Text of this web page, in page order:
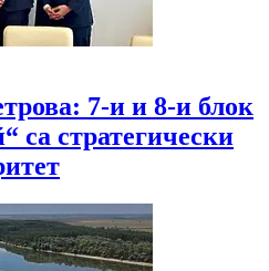
7-и и 8-и блок
са стратегически